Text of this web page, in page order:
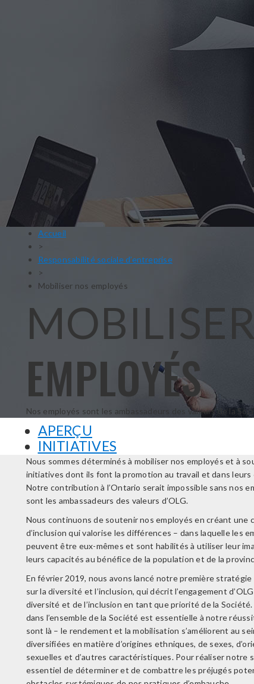
Accueil
>
Responsabilité sociale d’entreprise
>
Mobiliser nos employés
EMPLOYÉS
Nos employés sont les ambassadeurs des valeurs de la
APERÇU
INITIATIVES
Nous sommes déterminés à mobiliser nos employés et à
initiatives dont ils font la promotion au travail et dans
Notre contribution à l’Ontario serait impossible sans nos
sont les ambassadeurs des valeurs d’OLG.
Nous continuons de soutenir nos employés en créant une
d’inclusion qui valorise les différences – dans laquelle les
peuvent être eux-mêmes et sont habilités à utiliser leur
leurs capacités au bénéfice de la population et de la
En février 2019, nous avons lancé notre première
sur la diversité et l’inclusion, qui décrit l’engagement d’OLG
diversité et de l’inclusion en tant que priorité de la
dans l’ensemble de la Société est essentielle à notre
sont là – le rendement et la mobilisation s’améliorent au
diversifiées en matière d’origines ethniques, de sexes,
sexuelles et d’autres caractéristiques. Pour réaliser notre
essentiel de déterminer et de combattre les préjugés